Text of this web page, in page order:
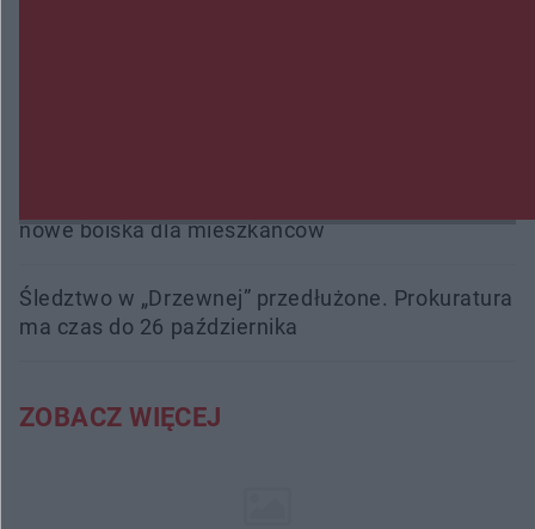
nowe boiska dla mieszkańców
Śledztwo w „Drzewnej” przedłużone. Prokuratura
ma czas do 26 października
ZOBACZ WIĘCEJ